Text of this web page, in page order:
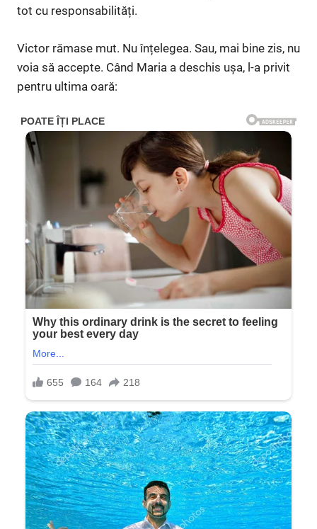
tot cu responsabilități.
Victor rămase mut. Nu înțelegea. Sau, mai bine zis, nu
voia să accepte. Când Maria a deschis ușa, l-a privit
pentru ultima oară: